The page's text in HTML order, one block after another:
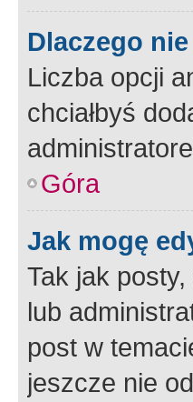
Dlaczego
Liczba opcji
chciałbyś
Góra
Jak mogę
Tak jak
lub
post w
jeszcze nie